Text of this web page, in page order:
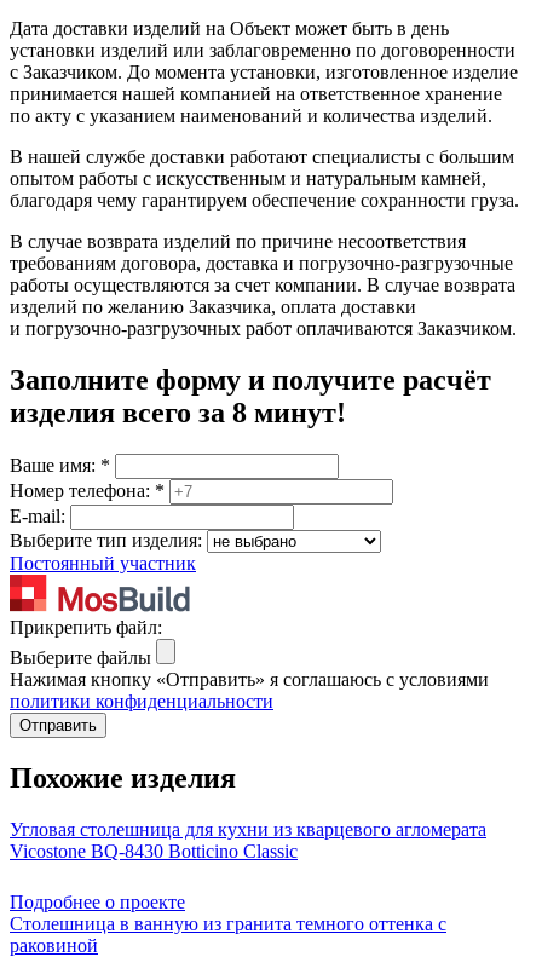
Дата доставки изделий на Объект может быть в день
установки изделий или заблаговременно по договоренности
с Заказчиком. До момента установки, изготовленное изделие
принимается нашей компанией на ответственное хранение
по акту с указанием наименований и количества изделий.
В нашей службе доставки работают специалисты с большим
опытом работы с искусственным и натуральным камней,
благодаря чему гарантируем обеспечение сохранности груза.
В случае возврата изделий по причине несоответствия
требованиям договора, доставка и погрузочно-разгрузочные
работы осуществляются за счет компании. В случае возврата
изделий по желанию Заказчика, оплата доставки
и погрузочно-разгрузочных работ оплачиваются Заказчиком.
Заполните форму и получите расчёт
изделия всего за 8 минут!
Ваше имя: *
Номер телефона: *
E-mail:
Выберите тип изделия:
Постоянный участник
Прикрепить файл:
Выберите файлы
Нажимая кнопку «Отправить» я соглашаюсь с условиями
политики конфиденциальности
Отправить
Похожие изделия
Угловая столешница для кухни из кварцевого агломерата
Vicostone BQ-8430 Botticino Classic
Подробнее о проекте
Столешница в ванную из гранита темного оттенка с
раковиной